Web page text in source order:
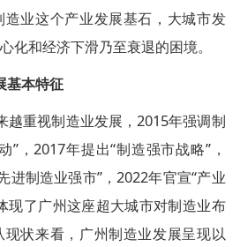
业这个产业发展基石，大城市发
化和经济下滑乃至衰退的困境。
基本特征
重视制造业发展，2015年强调制
”，2017年提出“制造强市战略”，
进制造业强市”，2022年官宣“产业
现了广州这座超大城市对制造业布
状来看，广州制造业发展呈现以